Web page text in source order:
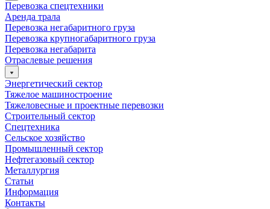
Перевозка спецтехники
Аренда трала
Перевозка негабаритного груза
Перевозка крупногабаритного груза
Перевозка негабарита
Отраслевые решения
Энергетический сектор
Тяжелое машиностроение
Тяжеловесные и проектные перевозки
Строительный сектор
Спецтехника
Сельское хозяйство
Промышленный сектор
Нефтегазовый сектор
Металлургия
Статьи
Информация
Контакты